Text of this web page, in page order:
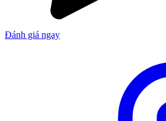
Đánh giá ngay